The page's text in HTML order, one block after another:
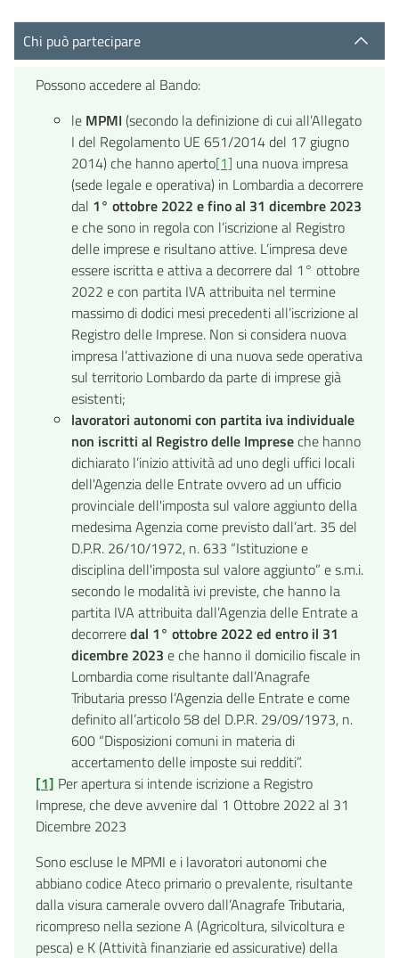
Chi può partecipare
Possono accedere al Bando:
le MPMI (secondo la definizione di cui all’Allegato
I del Regolamento UE 651/2014 del 17 giugno
2014) che hanno aperto[1] una nuova impresa
(sede legale e operativa) in Lombardia a decorrere
dal 1° ottobre 2022 e fino al 31 dicembre 2023
e che sono in regola con l’iscrizione al Registro
delle imprese e risultano attive. L’impresa deve
essere iscritta e attiva a decorrere dal 1° ottobre
2022 e con partita IVA attribuita nel termine
massimo di dodici mesi precedenti all’iscrizione al
Registro delle Imprese. Non si considera nuova
impresa l’attivazione di una nuova sede operativa
sul territorio Lombardo da parte di imprese già
esistenti;
lavoratori autonomi con partita iva individuale
non iscritti al Registro delle Impreseche hanno
dichiarato l’inizio attività ad uno degli uffici locali
dell'Agenzia delle Entrate ovvero ad un ufficio
provinciale dell'imposta sul valore aggiunto della
medesima Agenzia come previsto dall’art. 35 del
D.P.R. 26/10/1972, n. 633 “Istituzione e
disciplina dell'imposta sul valore aggiunto” e s.m.i.
secondo le modalità ivi previste, che hanno la
partita IVA attribuita dall’Agenzia delle Entrate a
decorreredal 1° ottobre 2022 ed entro il 31
dicembre 2023 e che hanno il domicilio fiscale in
Lombardia come risultante dall’Anagrafe
Tributaria presso l’Agenzia delle Entrate e come
definito all’articolo 58 del D.P.R. 29/09/1973, n.
600 “Disposizioni comuni in materia di
accertamento delle imposte sui redditi”.
[1] Per apertura si intende iscrizione a Registro
Imprese, che deve avvenire dal 1 Ottobre 2022 al 31
Dicembre 2023
Sono escluse le MPMI e i lavoratori autonomi che
abbiano codice Ateco primario o prevalente, risultante
dalla visura camerale ovvero dall’Anagrafe Tributaria,
ricompreso nella sezione A (Agricoltura, silvicoltura e
pesca) e K (Attività finanziarie ed assicurative) della